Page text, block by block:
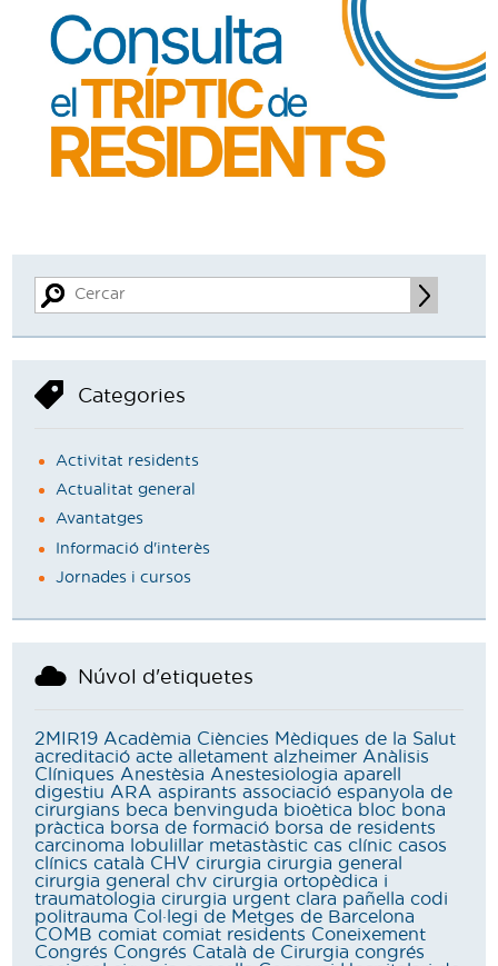
Categories
Activitat residents
Actualitat general
Avantatges
Informació d'interès
Jornades i cursos
Núvol d'etiquetes
2MIR19 Acadèmia Ciències Mèdiques de la Salut
acreditació acte alletament alzheimer Anàlisis
Clíniques Anestèsia Anestesiologia aparell
digestiu ARA aspirants associació espanyola de
cirurgians beca benvinguda bioètica bloc bona
pràctica borsa de formació borsa de residents
carcinoma lobulillar metastàstic cas clínic casos
clínics català CHV cirurgia cirurgia general
cirurgia general chv cirurgia ortopèdica i
traumatologia cirurgia urgent clara pañella codi
politrauma Col·legi de Metges de Barcelona
COMB comiat comiat residents Coneixement
Congrés Congrés Català de Cirurgia congrés